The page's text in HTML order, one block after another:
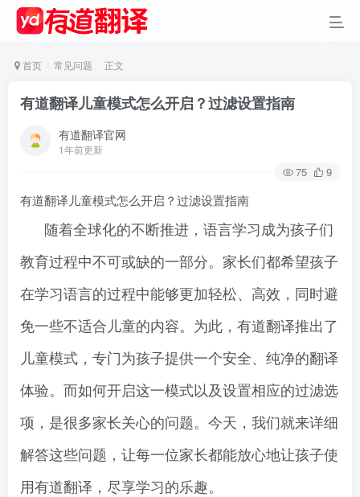
首页 常见问题 正文
有道翻译儿童模式怎么开启？过滤设置指南​
有道翻译官网
1年前更新
75 9
有道翻译儿童模式怎么开启？过滤设置指南​
随着全球化的不断推进，语言学习成为孩子们
教育过程中不可或缺的一部分。家长们都希望孩子
在学习语言的过程中能够更加轻松、高效，同时避
免一些不适合儿童的内容。为此，有道翻译推出了
儿童模式，专门为孩子提供一个安全、纯净的翻译
体验。而如何开启这一模式以及设置相应的过滤选
项，是很多家长关心的问题。今天，我们就来详细
解答这些问题，让每一位家长都能放心地让孩子使
用有道翻译，尽享学习的乐趣。